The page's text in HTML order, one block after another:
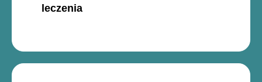
leczenia